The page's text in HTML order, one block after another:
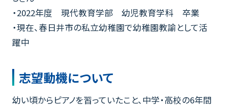
・2022年度 現代教育学部 幼児教育学科 卒業
・現在、春日井市の私立幼稚園で幼稚園教諭として活
躍中
志望動機について
幼い頃からピアノを習っていたこと、中学・高校の6年間